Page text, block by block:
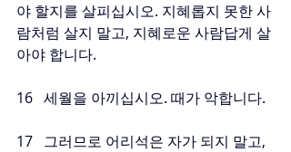
야 할지를 살피십시오. 지혜롭지 못한 사
람처럼 살지 말고, 지혜로운 사람답게 살
아야 합니다.
16   세월을 아끼십시오. 때가 악합니다.
17   그러므로 어리석은 자가 되지 말고,